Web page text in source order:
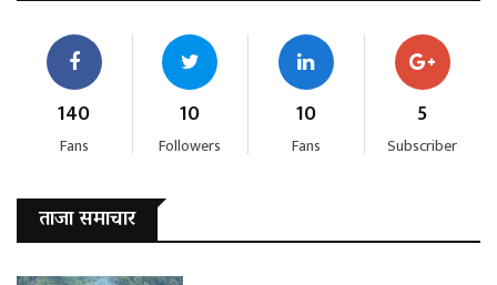
140
Fans
10
Followers
10
Fans
5
Subscriber
ताजा समाचार